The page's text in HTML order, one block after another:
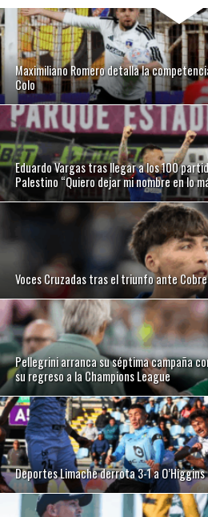
Maximiliano Romero detalla la
Colo
Eduardo Vargas tras llegar a los 100
Palestino “Quiero dejar mi nombre en lo
Voces Cruzadas tras el triunfo ante
Pellegrini arranca su séptima campaña
su regreso a la Champions League
Deportes Limache derrota 3-1 a